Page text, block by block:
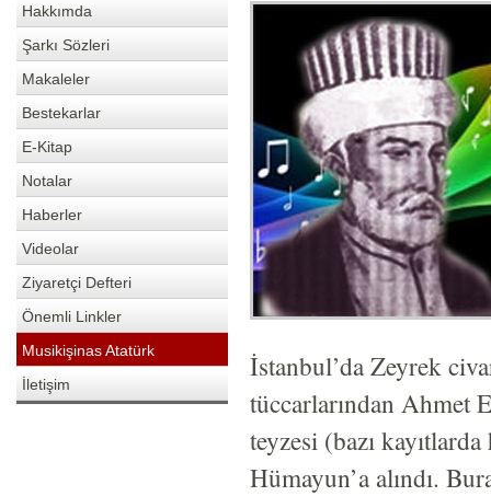
Hakkımda
Şarkı Sözleri
Makaleler
Bestekarlar
E-Kitap
Notalar
Haberler
Videolar
Ziyaretçi Defteri
Önemli Linkler
Musikişinas Atatürk
İletişim
İstanbul’da Zeyrek
tüccarlarından Ahmet
teyzesi (bazı
Hümayun’a alındı.